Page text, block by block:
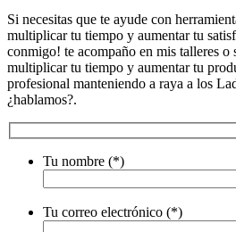
Si necesitas que te ayude con
multiplicar tu tiempo y aumentar tu
conmigo! te acompaño en mis talleres o
multiplicar tu tiempo y aumentar tu
profesional manteniendo a raya a los
¿hablamos?.
Tu nombre (*)
favor,
Tu correo electrónico (*)